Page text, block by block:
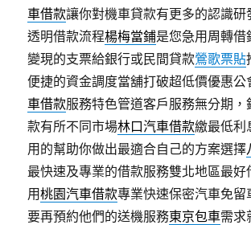
車借款讓你對機車貸款有更多的認識研
透明借款流程楊梅當鋪是您急用周轉借
變現的支票給銀行或民間貸款鶯歌票貼
便捷的資金調度當舖打破超低價優惠公
車借款服務特色管道客戶服務無分期，
款有所不同市場林口汽車借款繳最低利
用的幫助你做出最適合自己的方案選擇
最快速及專業的借款服務雙北地區最好
用桃園汽車借款專業快速保密汽車免留
要再預約他們的送機服務東京包車需求